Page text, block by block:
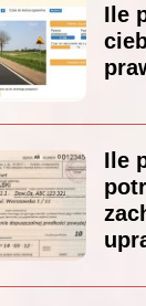
Ile
Ile